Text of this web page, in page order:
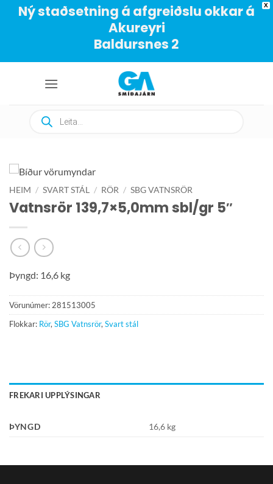
X
Ný staðsetning á afgreiðslu okkar á
Akureyri
Baldursnes 2
search
HEIM / SVART STÁL / RÖR / SBG VATNSRÖR
Vatnsrör 139,7×5,0mm sbl/gr 5″
Þyngd: 16,6 kg
Vörunúmer: 281513005
Flokkar: Rör, SBG Vatnsrör, Svart stál
FREKARI UPPLÝSINGAR
ÞYNGD 16,6 kg